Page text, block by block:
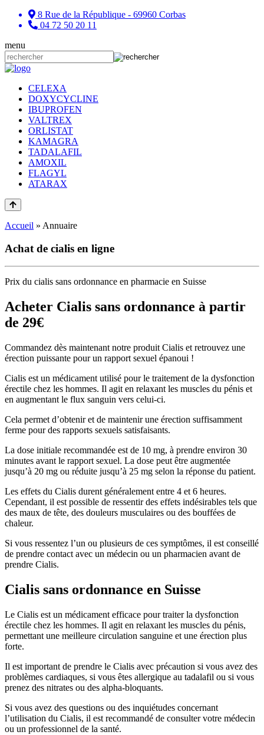
8 Rue de la République - 69960 Corbas
04 72 50 20 11
menu
CELEXA
DOXYCYCLINE
IBUPROFEN
VALTREX
ORLISTAT
KAMAGRA
TADALAFIL
AMOXIL
FLAGYL
ATARAX
Accueil » Annuaire
Achat de cialis en ligne
Prix du cialis sans ordonnance en pharmacie en Suisse
Acheter Cialis sans ordonnance à partir
de 29€
Commandez dès maintenant notre produit Cialis et retrouvez une
érection puissante pour un rapport sexuel épanoui !
Cialis est un médicament utilisé pour le traitement de la dysfonction
érectile chez les hommes. Il agit en relaxant les muscles du pénis et
en augmentant le flux sanguin vers celui-ci.
Cela permet d’obtenir et de maintenir une érection suffisamment
ferme pour des rapports sexuels satisfaisants.
La dose initiale recommandée est de 10 mg, à prendre environ 30
minutes avant le rapport sexuel. La dose peut être augmentée
jusqu’à 20 mg ou réduite jusqu’à 25 mg selon la réponse du patient.
Les effets du Cialis durent généralement entre 4 et 6 heures.
Cependant, il est possible de ressentir des effets indésirables tels que
des maux de tête, des douleurs musculaires ou des bouffées de
chaleur.
Si vous ressentez l’un ou plusieurs de ces symptômes, il est conseillé
de prendre contact avec un médecin ou un pharmacien avant de
prendre Cialis.
Cialis sans ordonnance en Suisse
Le Cialis est un médicament efficace pour traiter la dysfonction
érectile chez les hommes. Il agit en relaxant les muscles du pénis,
permettant une meilleure circulation sanguine et une érection plus
forte.
Il est important de prendre le Cialis avec précaution si vous avez des
problèmes cardiaques, si vous êtes allergique au tadalafil ou si vous
prenez des nitrates ou des alpha-bloquants.
Si vous avez des questions ou des inquiétudes concernant
l’utilisation du Cialis, il est recommandé de consulter votre médecin
ou un professionnel de la santé.